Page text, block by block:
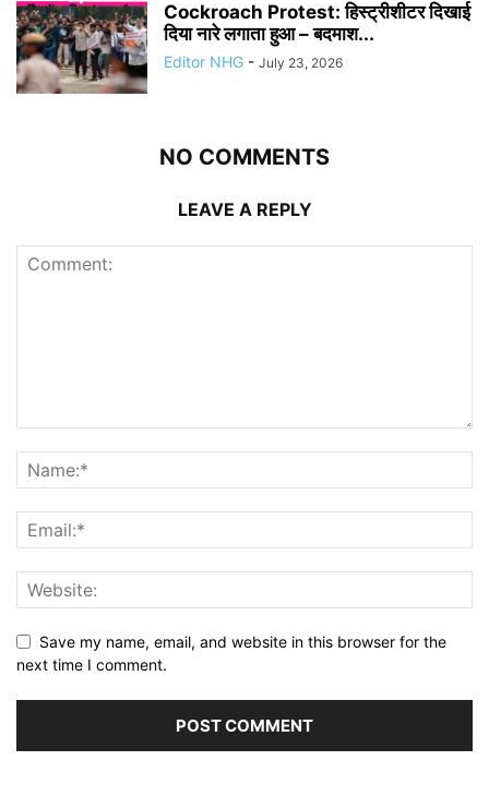
Cockroach Protest: हिस्ट्रीशीटर दिखाई
दिया नारे लगाता हुआ – बदमाश...
Editor NHG - July 23, 2026
NO COMMENTS
LEAVE A REPLY
Save my name, email, and website in this browser for the
next time I comment.